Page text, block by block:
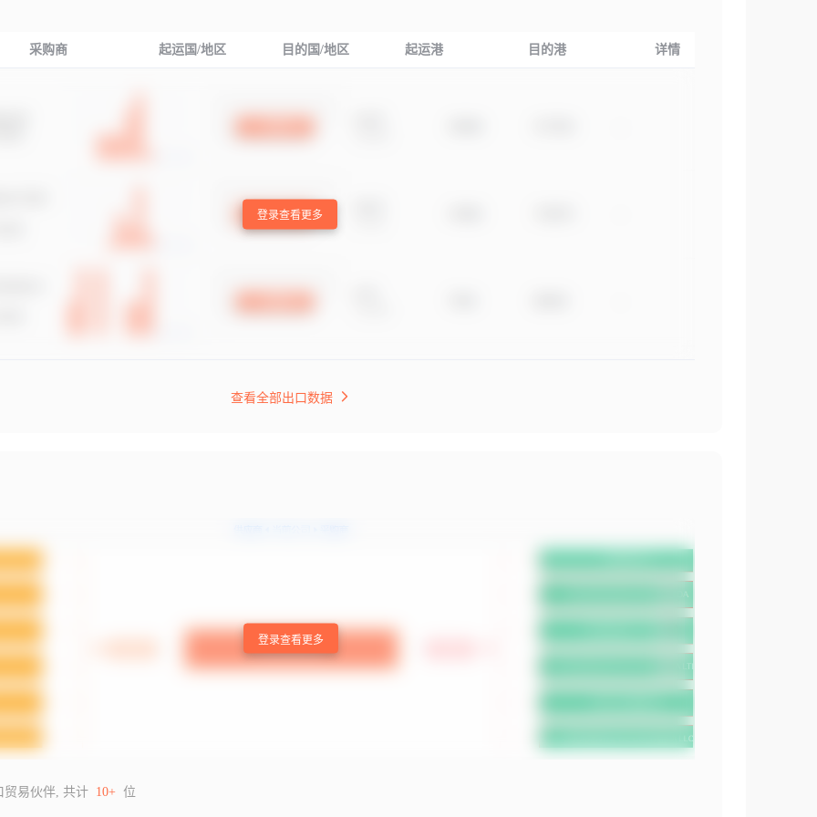
采购商 起运国/地区 目的国/地区 起运港 目的港 详情
登录查看更多
查看全部出口数据
登录查看更多
贸易伙伴, 共计 10+ 位